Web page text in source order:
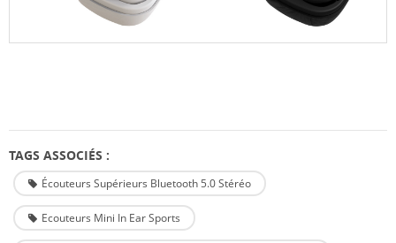
TAGS ASSOCIÉS :
Écouteurs Supérieurs Bluetooth 5.0 Stéréo
Ecouteurs Mini In Ear Sports